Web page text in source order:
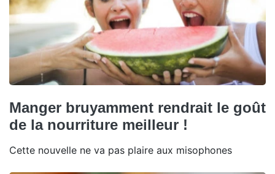
Manger bruyamment rendrait le goût
de la nourriture meilleur !
Cette nouvelle ne va pas plaire aux misophones